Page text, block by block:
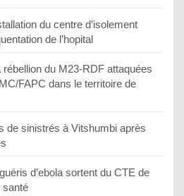
du centre d’isolement
de l’hopital
du M23-RDF attaquées
FAPC dans le territoire de
de sinistrés à Vitshumbi après
d’ebola sortent du CTE de
santé